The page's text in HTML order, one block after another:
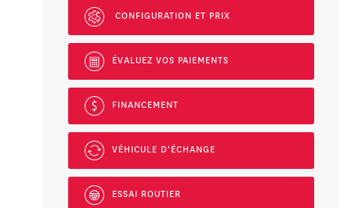
CONFIGURATION ET PRIX
ÉVALUEZ VOS PAIEMENTS
FINANCEMENT
VÉHICULE D'ÉCHANGE
ESSAI ROUTIER